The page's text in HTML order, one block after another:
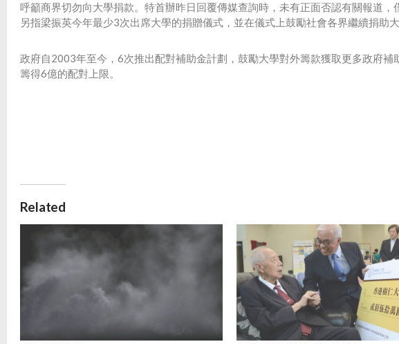
呼籲商界切勿向大學捐款。特首辦昨日回覆傳媒查詢時，未有正面否認有關報道
另指梁振英今年最少3次出席大學的捐贈儀式，並在儀式上鼓勵社會各界繼續捐助大
政府自2003年至今，6次推出配對補助金計劃，鼓勵大學對外籌款獲取更多政府
籌得6億的配對上限。
Related